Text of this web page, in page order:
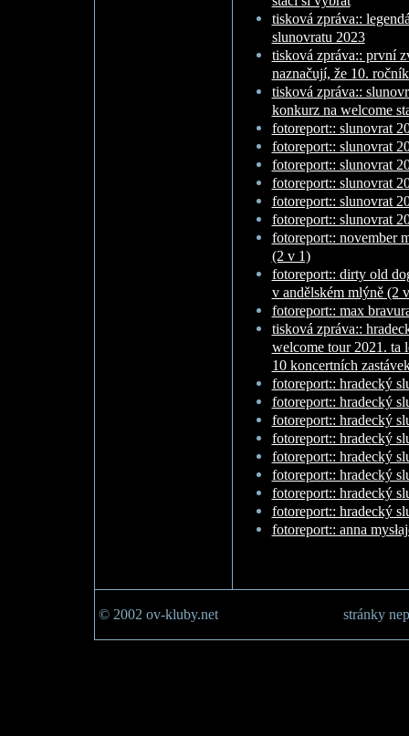
tisková zpráva::
slunovratu 2023
tisková zpráva:: první
naznačují, že 10.
tisková zpráva::
konkurz na welcome
fotoreport:: slunovrat
fotoreport:: slunovrat
fotoreport:: slunovrat
fotoreport:: slunovrat
fotoreport:: slunovrat
fotoreport:: slunovrat
fotoreport:: november
(2 v 1)
fotoreport:: dirty old
v andělském mlýně (2
fotoreport:: max
tisková zpráva::
welcome tour 2021. ta
10 koncertních
fotoreport:: hradecký
fotoreport:: hradecký
fotoreport:: hradecký
fotoreport:: hradecký
fotoreport:: hradecký
fotoreport:: hradecký
fotoreport:: hradecký
fotoreport:: hradecký
fotoreport:: anna
© 2002 ov-kluby.net stránky